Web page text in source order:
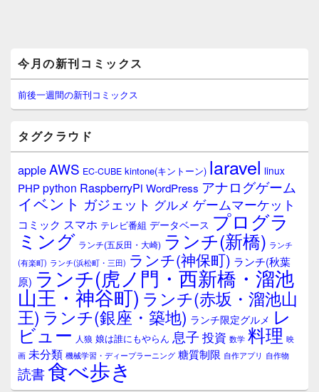
イ
ン
サ
イ
ウ
ィ
ジ
ェ
ア
今月の新刊コミックス
前後一週間の新刊コミックス
タグクラウド
appleAWS EC-CUBE kintone(キントーン) laravel linux
PHPpython RaspberryPi WordPress アナログゲーム
イベント ガジェット グルメ ゲームマーケット
コミック スマホ テレビ番組 データベース プログラ
ミング ランチ(五反田・大崎) ランチ(新橋) ランチ
(有楽町) ランチ(浜松町・三田) ランチ(神保町) ランチ(秋葉
原) ランチ(虎ノ門・西新橋・溜池
山王・神谷町) ランチ(赤坂・溜池山
王) ランチ(銀座・築地) ランチ限定グルメ レ
ビュー 人狼 娘は誰にもやらん 息子 投資 数学 料理 映
画 未分類 機械学習・ディープラーニング 糖質制限 自作アプリ 自作物
読書食べ歩き